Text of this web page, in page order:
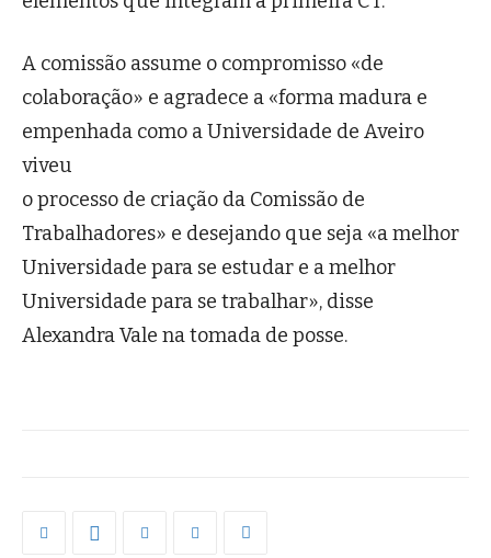
A comissão assume o compromisso «de
colaboração» e agradece a «forma madura e
empenhada como a Universidade de Aveiro
viveu
o processo de criação da Comissão de
Trabalhadores» e desejando que seja «a melhor
Universidade para se estudar e a melhor
Universidade para se trabalhar», disse
Alexandra Vale na tomada de posse.